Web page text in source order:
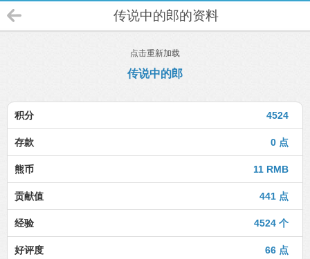
传说中的郎的资料
点击重新加载
传说中的郎
4524
积分
0 点
存款
11 RMB
熊币
441 点
贡献值
4524 个
经验
66 点
好评度